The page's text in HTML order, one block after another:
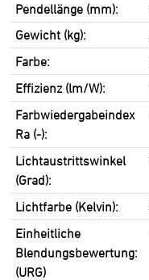
Pendellänge (mm):
Gewicht (kg):
Farbe:
Effizienz (lm/W):
Farbwiedergabeindex
Ra (-):
Lichtaustrittswinkel
(Grad):
Lichtfarbe (Kelvin):
Einheitliche
Blendungsbewertung:
(URG)